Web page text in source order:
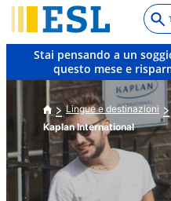
to
main
contentStai pensando a un
questo mese e
Lingue e destinazioni
Kaplan International